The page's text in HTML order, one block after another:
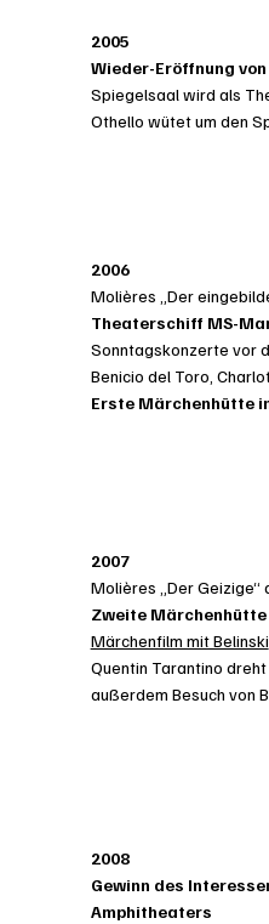
2005
Wieder-Eröffnung
Spiegelsaal wird als
Othello wütet um den
2006
Molières „Der
Theaterschiff MS-
Sonntagskonzerte vor
Benicio del Toro,
Erste Märchenhütte
2007
Molières „Der Geizige“
Zweite
Märchenfilm mit Belinski
Quentin Tarantino
außerdem Besuch von
2008
Gewinn des
Amphitheaters